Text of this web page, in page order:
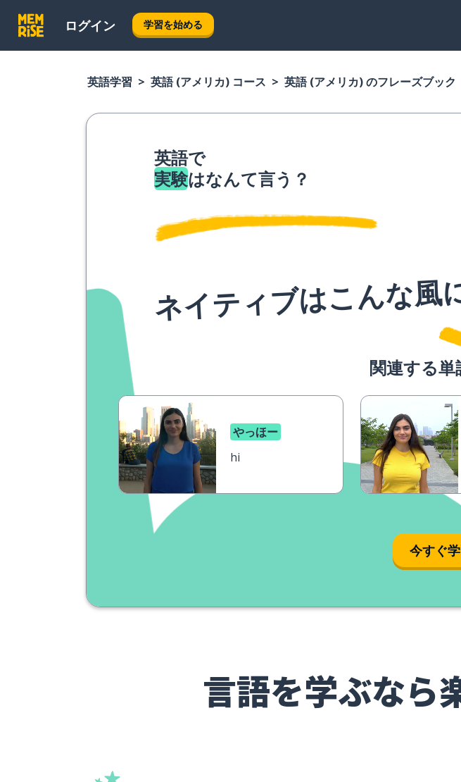
ログイン 学習を始める
英語学習 英語 (アメリカ) コース 英語 (アメリカ) のフレーズブック
英語で
実験はなんて言う？
ネイティブはこんな風
関連する単
やっほー
hi
今すぐ
言語を学ぶなら